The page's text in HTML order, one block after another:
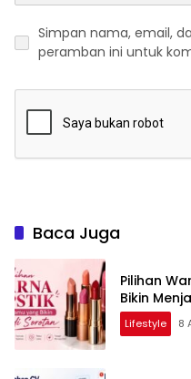
Simpan nama, email,
peramban ini untuk
Baca Juga
Pilihan
Bikin
Lifestyle 8